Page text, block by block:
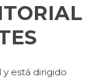
y está dirigido